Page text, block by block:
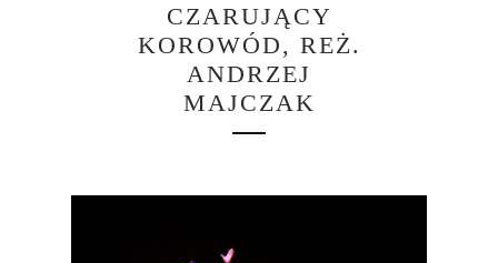
CZARUJĄCY
KOROWÓD, REŻ.
ANDRZEJ
MAJCZAK